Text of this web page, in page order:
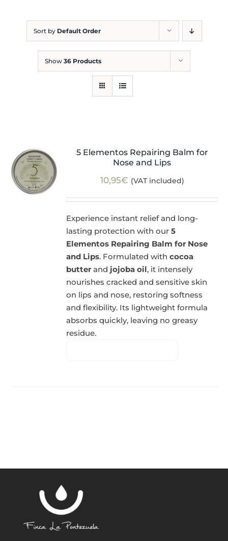
Sort by Default Order
Show 36 Products
5 Elementos Repairing Balm for
Nose and Lips
10,95€ (VAT included)
Experience instant relief and long-
lasting protection with our5
Elementos Repairing Balm for Nose
and Lips. Formulated withcocoa
butter and jojoba oil, it intensely
nourishes cracked and sensitive skin
on lips and nose, restoring softness
and flexibility. Its lightweight formula
absorbs quickly, leaving no greasy
residue.